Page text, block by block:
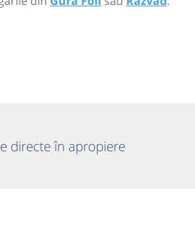
directe în apropiere